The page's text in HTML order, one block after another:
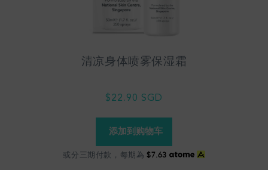
清凉身体喷雾保湿霜
$22.90 SGD
或分三期付款，每期為 $7.63